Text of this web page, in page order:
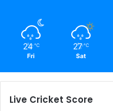
24 ℃
Fri
27 ℃
Sat
Live Cricket Score